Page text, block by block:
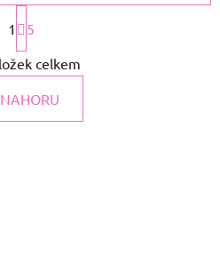
O
v
á
d
S
t
r
á
n
k
1 5
celkem
NAHORU